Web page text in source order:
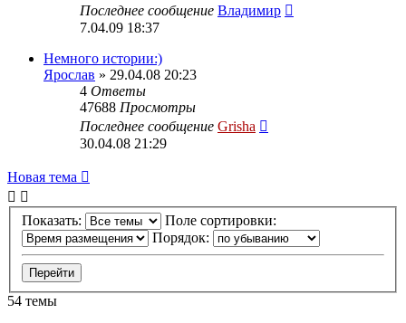
Последнее сообщение Владимир
7.04.09 18:37
Немного истории:)
Ярослав » 29.04.08 20:23
4 Ответы
47688 Просмотры
Последнее сообщение Grisha
30.04.08 21:29
Новая тема
Показать:
Поле сортировки:
Порядок:
54 темы